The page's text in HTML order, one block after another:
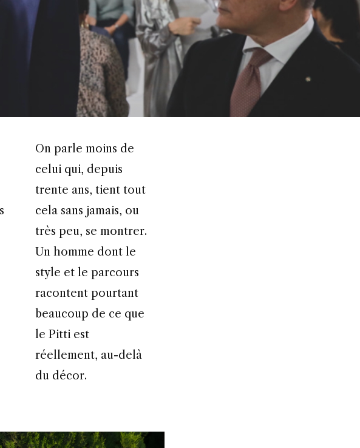
On parle moins de
celui qui, depuis
trente ans, tient tout
cela sans jamais, ou
très peu, se montrer.
Un homme dont le
style et le parcours
racontent pourtant
beaucoup de ce que
le Pitti est
réellement, au-delà
du décor.